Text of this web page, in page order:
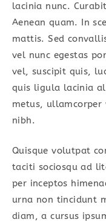
lacinia nunc.
Aenean quam. In
mattis. Sed
vel nunc egestas
vel, suscipit quis,
quis ligula lacinia
metus, ullamcorper
nibh.
Quisque volutpat
taciti sociosqu ad
per inceptos
urna non tincidunt
diam, a cursus